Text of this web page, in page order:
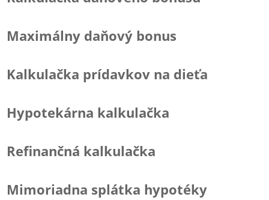
Maximálny daňový bonus
Kalkulačka prídavkov na dieťa
Hypotekárna kalkulačka
Refinančná kalkulačka
Mimoriadna splátka hypotéky